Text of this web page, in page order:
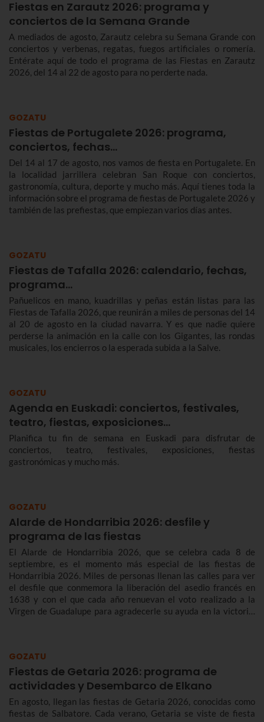
Fiestas en Zarautz 2026: programa y
conciertos de la Semana Grande
A mediados de agosto, Zarautz celebra su Semana Grande con
conciertos y verbenas, regatas, fuegos artificiales o romería.
Entérate aquí de todo el programa de las Fiestas en Zarautz
2026, del 14 al 22 de agosto para no perderte nada.
GOZATU
Fiestas de Portugalete 2026: programa,
conciertos, fechas…
Del 14 al 17 de agosto, nos vamos de fiesta en Portugalete. En
la localidad jarrillera celebran San Roque con conciertos,
gastronomía, cultura, deporte y mucho más. Aquí tienes toda la
información sobre el programa de fiestas de Portugalete 2026 y
también de las prefiestas, que empiezan varios días antes.
GOZATU
Fiestas de Tafalla 2026: calendario, fechas,
programa…
Pañuelicos en mano, kuadrillas y peñas están listas para las
Fiestas de Tafalla 2026, que reunirán a miles de personas del 14
al 20 de agosto en la ciudad navarra. Y es que nadie quiere
perderse la animación en la calle con los Gigantes, las rondas
musicales, los encierros o la esperada subida a la Salve.
GOZATU
Agenda en Euskadi: conciertos, festivales,
teatro, fiestas, exposiciones…
Planifica tu fin de semana en Euskadi para disfrutar de
conciertos, teatro, festivales, exposiciones, fiestas
gastronómicas y mucho más.
GOZATU
Alarde de Hondarribia 2026: desfile y
programa de las fiestas
El Alarde de Hondarribia 2026, que se celebra cada 8 de
septiembre, es el momento más especial de las fiestas de
Hondarribia 2026. Miles de personas llenan las calles para ver
el desfile que conmemora la liberación del asedio francés en
1638 y con el que cada año renuevan el voto realizado a la
Virgen de Guadalupe para agradecerle su ayuda en la victoria.
septiembre.
GOZATU
Fiestas de Getaria 2026: programa de
actividades y Desembarco de Elkano
En agosto, llegan las fiestas de Getaria 2026, conocidas como
fiestas de Salbatore. Cada verano, Getaria se viste de fiesta